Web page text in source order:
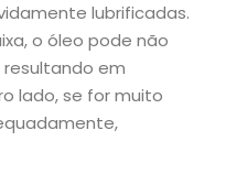
lubrificadas.
o óleo pode não
em
lado, se for muito